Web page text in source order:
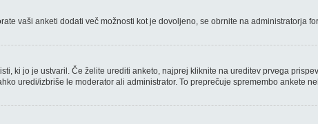
vaši anketi dodati več možnosti kot je dovoljeno, se obrnite na administratorja
ki jo je ustvaril. Če želite urediti anketo, najprej kliknite na ureditev prvega
uredi/izbriše le moderator ali administrator. To preprečuje spremembo ankete